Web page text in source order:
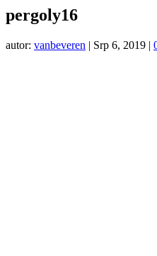
pergoly16
autor: vanbeveren | Srp 6, 2019 |